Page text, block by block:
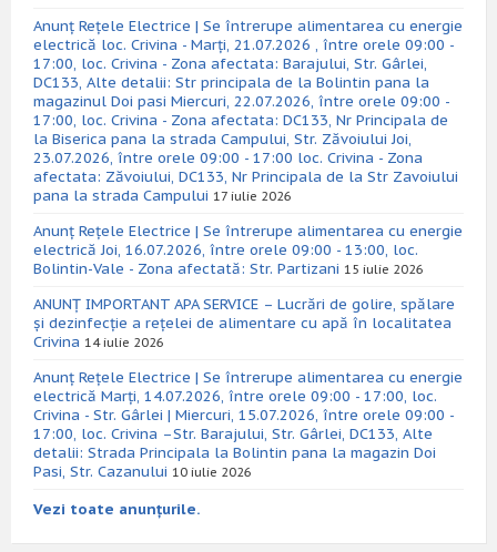
Anunț Rețele Electrice | Se întrerupe alimentarea cu energie
electrică loc. Crivina - Marți, 21.07.2026 , între orele 09:00 -
17:00, loc. Crivina - Zona afectata: Barajului, Str. Gârlei,
DC133, Alte detalii: Str principala de la Bolintin pana la
magazinul Doi pasi Miercuri, 22.07.2026, între orele 09:00 -
17:00, loc. Crivina - Zona afectata: DC133, Nr Principala de
la Biserica pana la strada Campului, Str. Zăvoiului Joi,
23.07.2026, între orele 09:00 - 17:00 loc. Crivina - Zona
afectata: Zăvoiului, DC133, Nr Principala de la Str Zavoiului
pana la strada Campului 17 iulie 2026
Anunț Rețele Electrice | Se întrerupe alimentarea cu energie
electrică Joi, 16.07.2026, între orele 09:00 - 13:00, loc.
Bolintin-Vale - Zona afectată: Str. Partizani 15 iulie 2026
ANUNȚ IMPORTANT APA SERVICE – Lucrări de golire, spălare
și dezinfecție a rețelei de alimentare cu apă în localitatea
Crivina 14 iulie 2026
Anunț Rețele Electrice | Se întrerupe alimentarea cu energie
electrică Marți, 14.07.2026, între orele 09:00 - 17:00, loc.
Crivina - Str. Gârlei | Miercuri, 15.07.2026, între orele 09:00 -
17:00, loc. Crivina –Str. Barajului, Str. Gârlei, DC133, Alte
detalii: Strada Principala la Bolintin pana la magazin Doi
Pasi, Str. Cazanului 10 iulie 2026
Vezi toate anunțurile.